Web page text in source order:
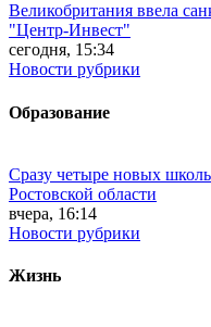
Великобритания ввела
"Центр-Инвест"
сегодня, 15:34
Новости рубрики
Образование
Сразу четыре новых
Ростовской области
вчера, 16:14
Новости рубрики
Жизнь